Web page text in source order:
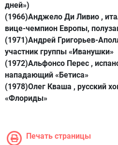
дней»)
(1966)Анджело Ди Ливио ,
вице-чемпион Европы,
(1971)Андрей Григорьев-
участник группы «Иванушки»
(1972)Альфонсо Перес ,
нападающий «Бетиса»
(1978)Олег Кваша , русский
«Флориды»
Печать страницы